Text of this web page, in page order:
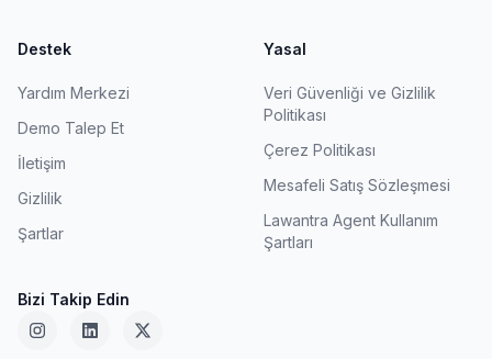
Destek
Yardım Merkezi
Demo Talep Et
İletişim
Gizlilik
Şartlar
Yasal
Veri Güvenliği ve Gizlilik
Politikası
Çerez Politikası
Mesafeli Satış Sözleşmesi
Lawantra Agent Kullanım
Şartları
Bizi Takip Edin